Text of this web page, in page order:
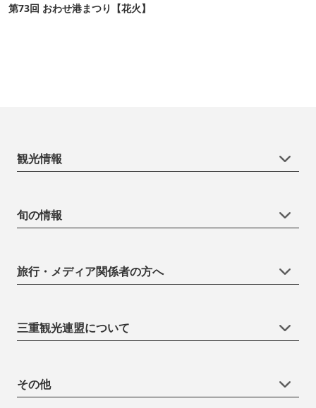
第73回 おわせ港まつり【花火】
観光情報
旬の情報
旅行・メディア関係者の方へ
三重観光連盟について
その他